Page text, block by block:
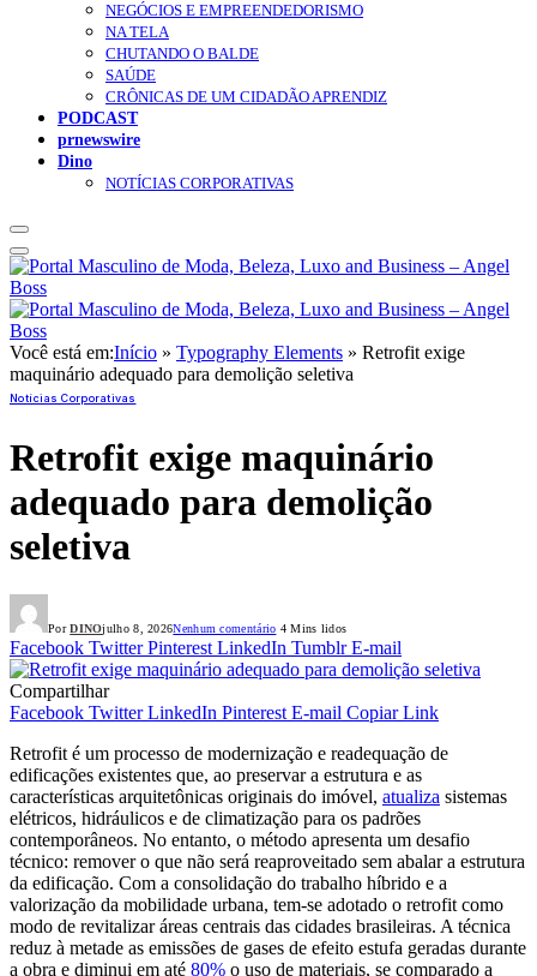
NEGÓCIOS E EMPREENDEDORISMO
NA TELA
CHUTANDO O BALDE
SAÚDE
CRÔNICAS DE UM CIDADÃO APRENDIZ
PODCAST
prnewswire
Dino
NOTÍCIAS CORPORATIVAS
Você está em:Início » Typography Elements » Retrofit exige
maquinário adequado para demolição seletiva
Notícias Corporativas
Retrofit exige maquinário
adequado para demolição
seletiva
Por DINOjulho 8, 2026Nenhum comentário 4 Mins lidos
Facebook Twitter Pinterest LinkedIn Tumblr E-mail
Compartilhar
Facebook Twitter LinkedIn Pinterest E-mail Copiar Link
Retrofit é um processo de modernização e readequação de
edificações existentes que, ao preservar a estrutura e as
características arquitetônicas originais do imóvel, atualiza sistemas
elétricos, hidráulicos e de climatização para os padrões
contemporâneos. No entanto, o método apresenta um desafio
técnico: remover o que não será reaproveitado sem abalar a estrutura
da edificação. Com a consolidação do trabalho híbrido e a
valorização da mobilidade urbana, tem-se adotado o retrofit como
modo de revitalizar áreas centrais das cidades brasileiras. A técnica
reduz à metade as emissões de gases de efeito estufa geradas durante
a obra e diminui em até 80% o uso de materiais, se comparado a